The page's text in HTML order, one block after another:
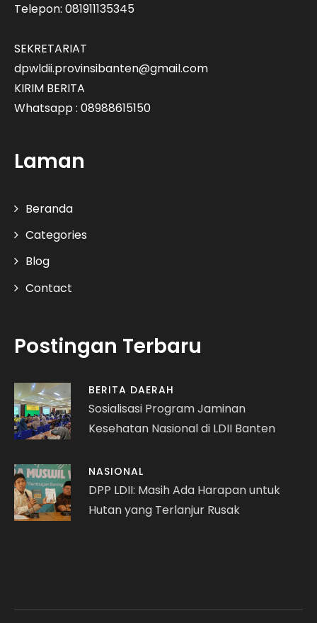
Telepon: 081911135345
SEKRETARIAT
dpwldii.provinsibanten@gmail.com
KIRIM BERITA
Whatsapp : 08988615150
Laman
Beranda
Categories
Blog
Contact
Postingan Terbaru
BERITA DAERAH
Sosialisasi Program Jaminan
Kesehatan Nasional di LDII Banten
NASIONAL
DPP LDII: Masih Ada Harapan untuk
Hutan yang Terlanjur Rusak